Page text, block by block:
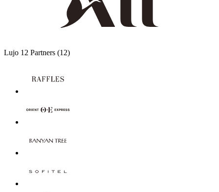
Lujo 12 Partners (12)